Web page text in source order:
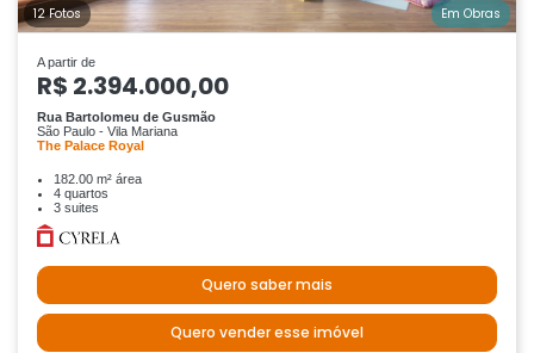
12 Fotos Em Obras
A partir de
R$ 2.394.000,00
Rua Bartolomeu de Gusmão
São Paulo - Vila Mariana
The Palace Royal
182.00 m² área
4 quartos
3 suites
Quero saber mais
Quero vender esse imóvel